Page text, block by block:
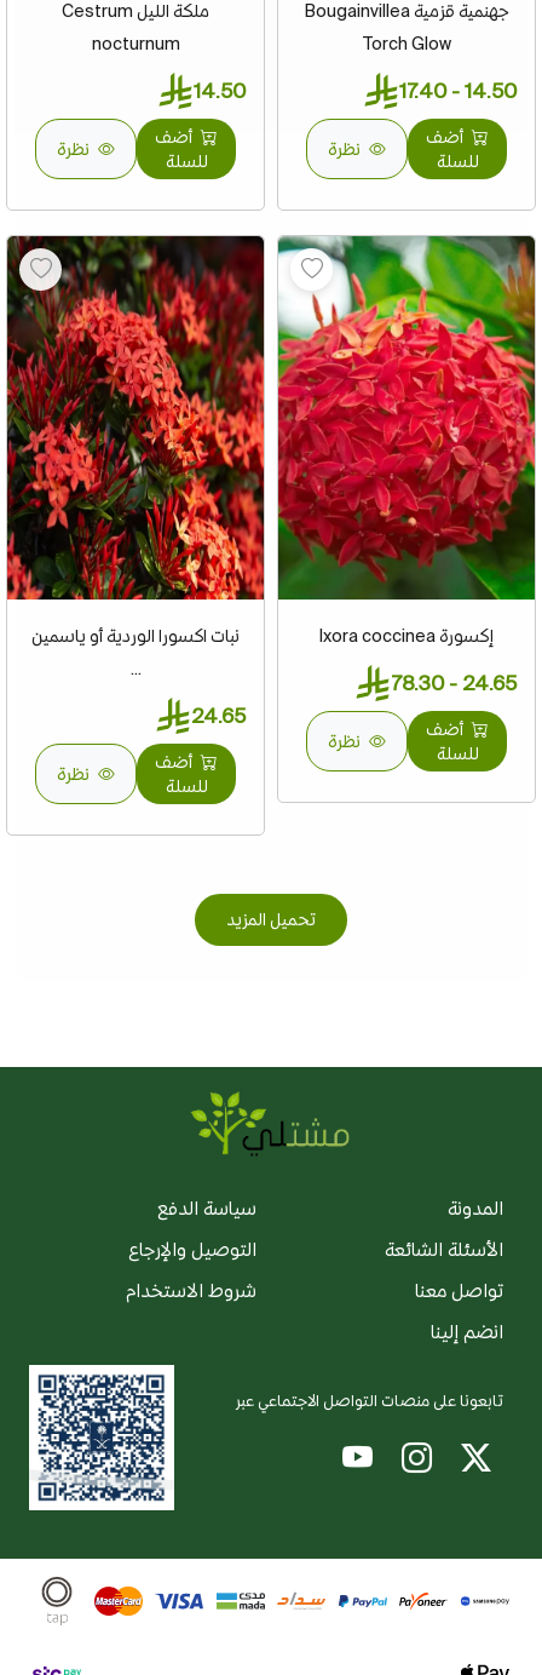
جهنمية قزمية Bougainvillea
Torch Glow
14.50 - 17.40
أضف
للسلة
نظرة
ملكة الليل Cestrum
nocturnum
14.50
أضف
للسلة
نظرة
إكسورة Ixora coccinea
24.65 - 78.30
أضف
للسلة
نظرة
نبات اكسورا الوردية أو ياسمين
...
24.65
أضف
للسلة
نظرة
تحميل المزيد
المدونة
الأسئلة الشائعة
تواصل معنا
انضم إلينا
سياسة الدفع
التوصيل والإرجاع
شروط الاستخدام
تابعونا على منصات التواصل الاجتماعي عبر